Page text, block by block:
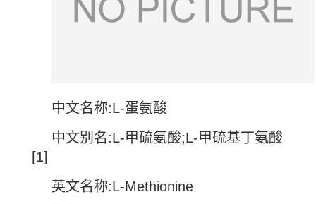
中文名称:L-蛋氨酸
中文别名:L-甲硫氨酸;L-甲硫基丁氨酸
[1]
英文名称:L-Methionine